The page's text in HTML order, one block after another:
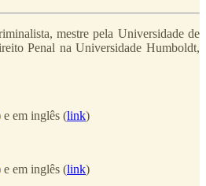
mestre pela Universidade de
Penal na Universidade Humboldt,
e em inglês (link)
e em inglês (link)